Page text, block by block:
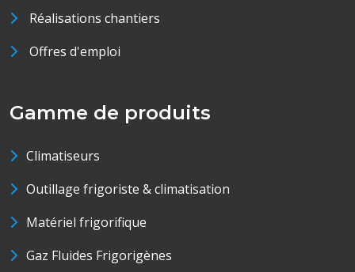
Réalisations chantiers
Offres d'emploi
Gamme de produits
Climatiseurs
Outillage frigoriste & climatisation
Matériel frigorifique
Gaz Fluides Frigorigènes